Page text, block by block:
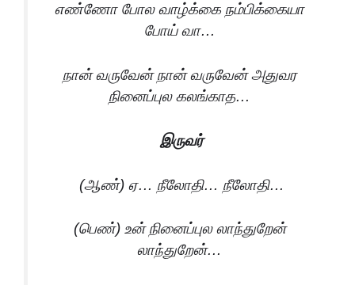
எண்ணோ போல வாழ்க்கை நம்பிக்கையா
போய் வா…
நான் வருவேன் நான் வருவேன் அதுவர
நினைப்புல கலங்காத…
இருவர்
(ஆண்) ஏ… நீலோதி… நீலோதி…
(பெண்) உன் நினைப்புல லாந்துறேன்
லாந்துறேன்…